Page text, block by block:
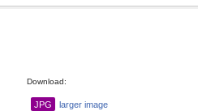
Download:
JPG larger image